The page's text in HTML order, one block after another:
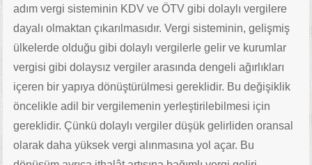
adım vergi sisteminin KDV ve ÖTV gibi dolaylı vergilere
dayalı olmaktan çıkarılmasıdır. Vergi sisteminin, gelişmiş
ülkelerde olduğu gibi dolaylı vergilerle gelir ve kurumlar
vergisi gibi dolaysız vergiler arasında dengeli ağırlıkları
içeren bir yapıya dönüştürülmesi gereklidir. Bu değişiklik
öncelikle adil bir vergilemenin yerleştirilebilmesi için
gereklidir. Çünkü dolaylı vergiler düşük gelirliden oransal
olarak daha yüksek vergi alınmasına yol açar. Bu